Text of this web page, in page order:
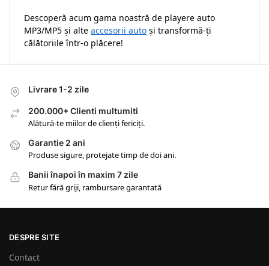
Descoperă acum gama noastră de playere auto
MP3/MP5 și alte accesorii auto și transformă-ți
călătoriile într-o plăcere!
Livrare 1-2 zile
200.000+ Clienti multumiti
Alătură-te miilor de clienți fericiți.
Garantie 2 ani
Produse sigure, protejate timp de doi ani.
Banii înapoi în maxim 7 zile
Retur fără griji, rambursare garantată
DESPRE SITE
Contact